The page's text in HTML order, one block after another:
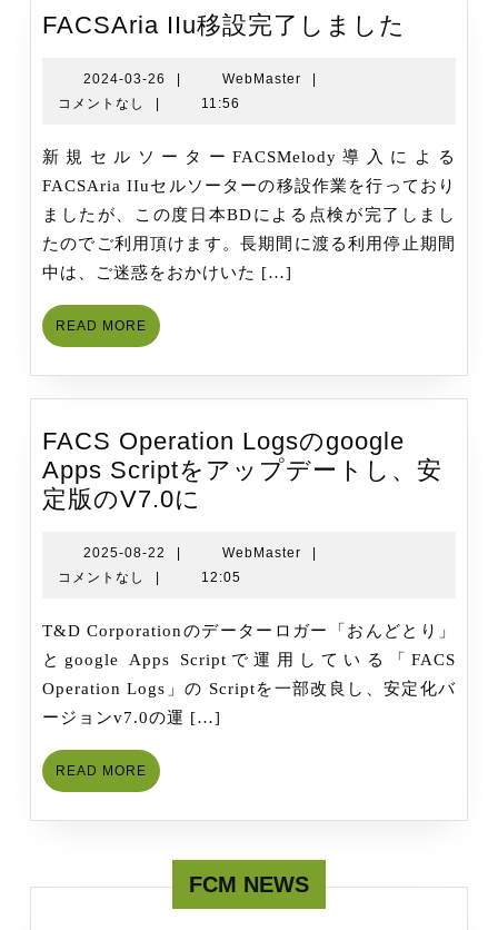
FACSAria IIu移設完了しました
了
し
ま
し
2024-03-26
2024-
WebMaster WebMaster
コメントなし
11:56
新規セルソーターFACSMelody導入による
FACSAria IIuセルソーターの移設作業を行っており
ましたが、この度日本BDによる点検が完了しまし
たのでご利用頂けます。長期間に渡る利用停止期間
中は、ご迷惑をおかけいた […]
READ MORE READ
MORE
FACS Operation Logsのgoogle
Apps Scriptをアップデートし、安
定版のV7.0に
Logs
の
Apps
Script
を
ア
デ
ト
し、
2025-08-22
2025-
| WebMaster WebMaster
|
コメントなし
| 12:05
T&D Corporationのデーターロガー「おんどとり」
とgoogle Apps Scriptで運用している「FACS
Operation Logs」の Scriptを一部改良し、安定化バ
ージョンv7.0の運 […]
READ MORE READ
MORE
FCM NEWS